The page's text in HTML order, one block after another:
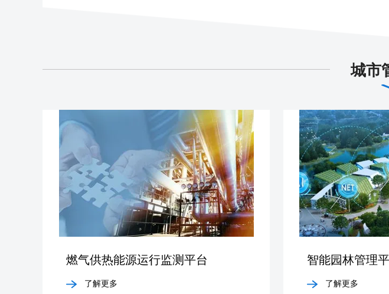
城市
燃气供热能源运行监测平台
了解更多
智能园林管理
了解更多